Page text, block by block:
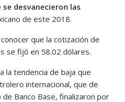
desvanecieron las
de este 2018.
que la cotización de
se fijó en 58.02 dólares.
la tendencia de baja que
internacional, que de
Banco Base, finalizaron por